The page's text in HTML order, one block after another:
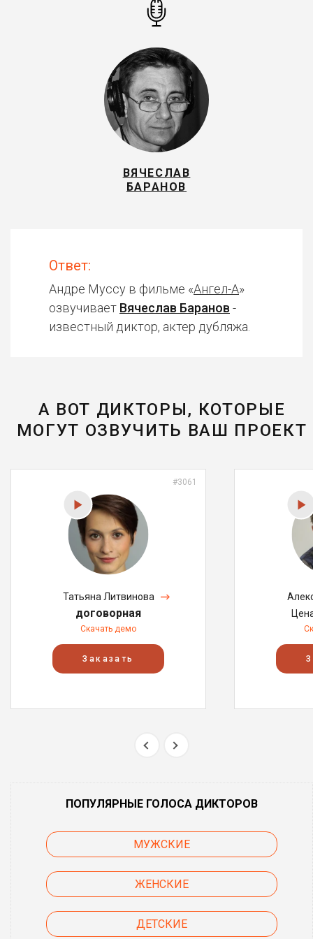
ВЯЧЕСЛАВ
БАРАНОВ
Ответ:
Андре Муссу в фильме «Ангел-А»
озвучивает Вячеслав Баранов -
известный диктор, актер дубляжа.
А ВОТ ДИКТОРЫ, КОТОРЫЕ
МОГУТ ОЗВУЧИТЬ ВАШ ПРОЕКТ
#3061
Татьяна Литвинова
договорная
Скачать демо
Заказать
ПОПУЛЯРНЫЕ ГОЛОСА ДИКТОРОВ
МУЖСКИЕ
ЖЕНСКИЕ
ДЕТСКИЕ